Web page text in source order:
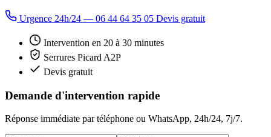
Urgence 24h/24 — 06 44 64 35 05 Devis gratuit
Intervention en 20 à 30 minutes
Serrures Picard A2P
Devis gratuit
Demande d'intervention rapide
Réponse immédiate par téléphone ou WhatsApp, 24h/24, 7j/7.